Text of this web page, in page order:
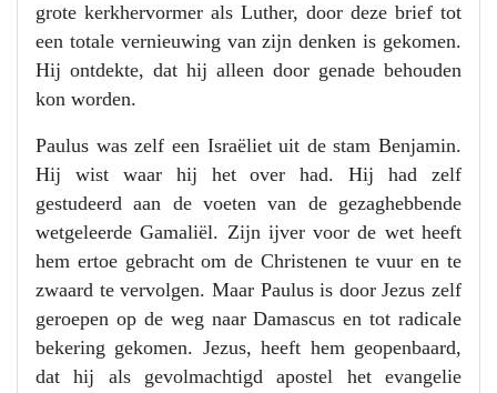
grote kerkhervormer als Luther, door deze brief tot
een totale vernieuwing van zijn denken is gekomen.
Hij ontdekte, dat hij alleen door genade behouden
kon worden.
Paulus was zelf een Israëliet uit de stam Benjamin.
Hij wist waar hij het over had. Hij had zelf
gestudeerd aan de voeten van de gezaghebbende
wetgeleerde Gamaliël. Zijn ijver voor de wet heeft
hem ertoe gebracht om de Christenen te vuur en te
zwaard te vervolgen. Maar Paulus is door Jezus zelf
geroepen op de weg naar Damascus en tot radicale
bekering gekomen. Jezus, heeft hem geopenbaard,
dat hij als gevolmachtigd apostel het evangelie